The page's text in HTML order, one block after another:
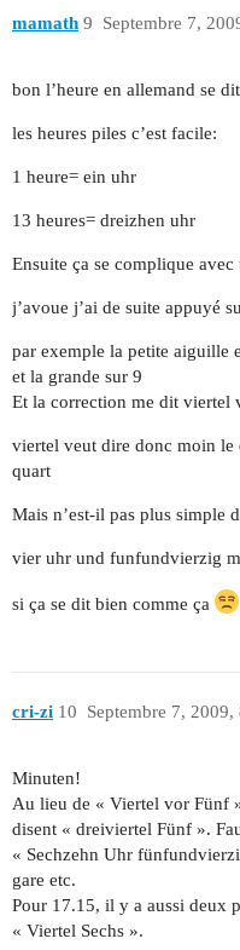
mamath Septembre 7,
9
bon l’heure en allemand se
les heures piles c’est facile:
1 heure= ein uhr
13 heures= dreizhen uhr
Ensuite ça se complique
j’avoue j’ai de suite appuyé
par exemple la petite aiguille
et la grande sur 9
Et la correction me dit viertel
viertel veut dire donc moin le
quart
Mais n’est-il pas plus simple
vier uhr und funfundvierzig
si ça se dit bien comme ça
cri-zi Septembre 7, 2009,
10
Minuten!
Au lieu de « Viertel vor Fünf
disent « dreiviertel Fünf ».
« Sechzehn Uhr
gare etc.
Pour 17.15, il y a aussi deux
« Viertel Sechs ».